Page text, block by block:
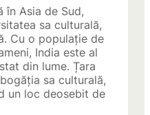
în Asia de Sud,
sa culturală,
Cu o populație de
India este al
din lume. Țara
sa culturală,
un loc deosebit de